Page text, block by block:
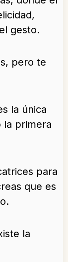
gesto.
pero te
la única
la primera
para
que es
la